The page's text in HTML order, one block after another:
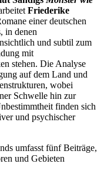
Friederike
einer deutschen
in denen
und subtil zum
mit
stehen. Die Analyse
auf dem Land und
wobei
Schwelle hin zur
finden sich
und psychischer
umfasst fünf Beiträge,
und Gebieten